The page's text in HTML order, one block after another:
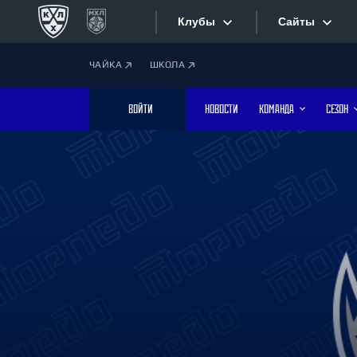
Клубы
Дивизион Боброва
Лада
Сайты
Фотобанк
ЧАЙКА ШКОЛА
ВОЙТИ НОВОСТИ КОМАНДА СЕЗОН